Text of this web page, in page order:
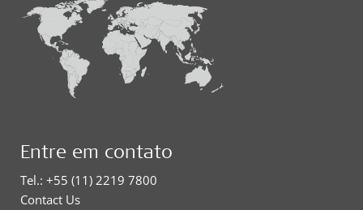
Entre em contato
Tel.: +55 (11) 2219 7800
Contact Us